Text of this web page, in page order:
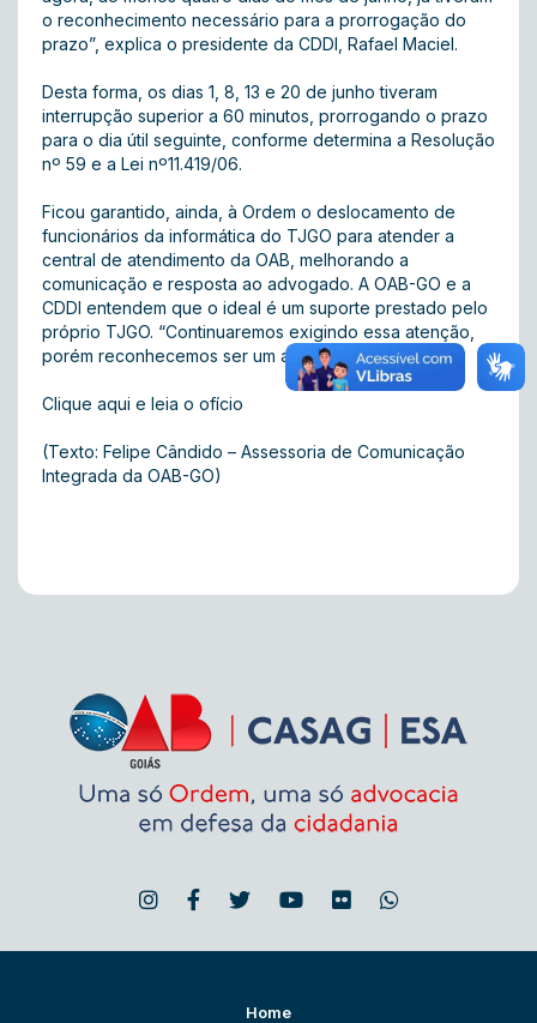
o reconhecimento necessário para a prorrogação do
prazo”, explica o presidente da CDDI, Rafael Maciel.
Desta forma, os dias 1, 8, 13 e 20 de junho tiveram
interrupção superior a 60 minutos, prorrogando o prazo
para o dia útil seguinte, conforme determina a Resolução
nº 59 e a Lei nº11.419/06.
Ficou garantido, ainda, à Ordem o deslocamento de
funcionários da informática do TJGO para atender a
central de atendimento da OAB, melhorando a
comunicação e resposta ao advogado. A OAB-GO e a
CDDI entendem que o ideal é um suporte prestado pelo
próprio TJGO. “Continuaremos exigindo essa atenção,
porém reconhecemos ser um avanço”, diz Maciel.
Clique aqui e leia o ofício
(Texto: Felipe Cândido – Assessoria de Comunicação
Integrada da OAB-GO)
Home